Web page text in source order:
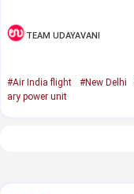
TEAM UDAYAVANI
#Air India flight #New Delhi
ary power unit